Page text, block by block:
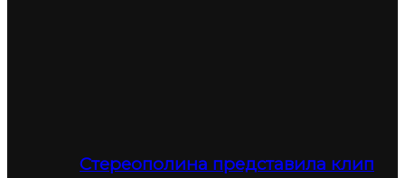
Стереополина представила клип